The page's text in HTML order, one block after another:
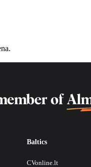
of
Baltics
CVonline.lt